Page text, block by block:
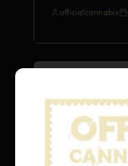
officialcannabis